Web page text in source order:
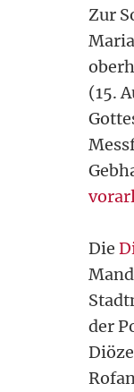
Zur
(15.
Die
der